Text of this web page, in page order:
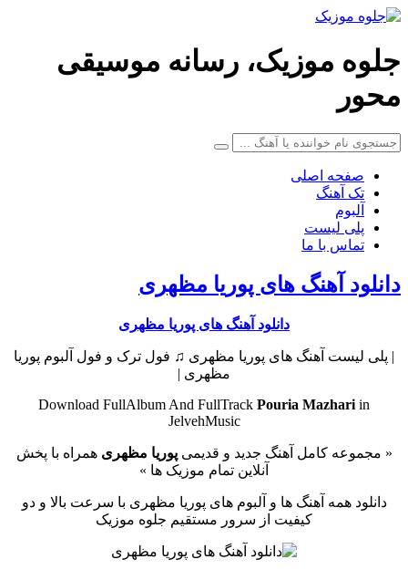
جلوه موزیک، رسانه موسیقی
محور
صفحه اصلی
تک آهنگ
آلبوم
پلی لیست
تماس با ما
دانلود آهنگ های پوریا مظهری
دانلود آهنگ های پوریا مظهری
| پلی لیست آهنگ های پوریا مظهری ♫ فول ترک و فول آلبوم پوریا
مظهری |
Download FullAlbum And FullTrack Pouria Mazhari in
JelvehMusic
« مجموعه کامل آهنگ جدید و قدیمیپوریا مظهری همراه با پخش
آنلاین تمام موزیک ها »
دانلود همه آهنگ ها و آلبوم های پوریا مظهری با سرعت بالا و دو
کیفیت از سرور مستقیم جلوه موزیک